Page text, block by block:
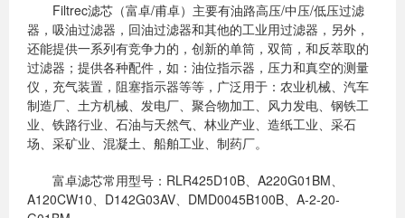
Filtrec滤芯（富卓/甫卓）主要有油路高压/中压/低压过滤
器，吸油过滤器，回油过滤器和其他的工业用过滤器，另外，
还能提供一系列有竞争力的，创新的单筒，双筒，和反萃取的
过滤器；提供各种配件，如：油位指示器，压力和真空的测量
仪，充气装置，阻塞指示器等等，广泛用于：农业机械、汽车
制造厂、土方机械、发电厂、聚合物加工、风力发电、钢铁工
业、铁路行业、石油与天然气、林业产业、造纸工业、采石
场、采矿业、混凝土、船舶工业、制药厂。
富卓滤芯常用型号：RLR425D10B、A220G01BM、
A120CW10、D142G03AV、DMD0045B100B、A-2-20-